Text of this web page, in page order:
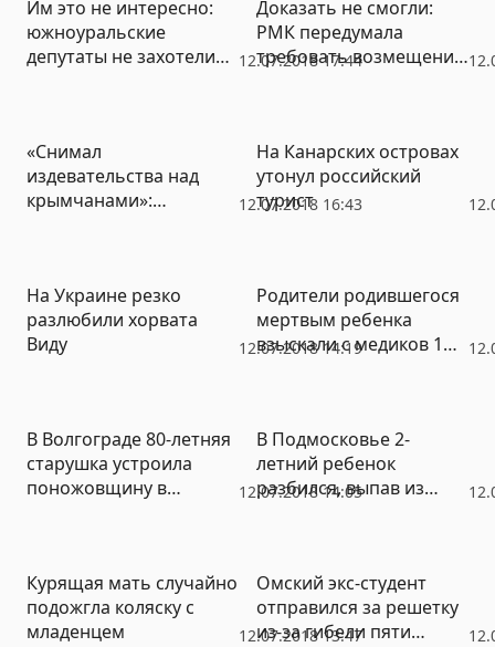
12.07.2018 17:44
Им это не интересно:
южноуральские
депутаты не захотели
Доказать не смогли:
РМК передумала
требовать возмещение
12.07.2018 16:43
«Снимал
издевательства над
крымчанами»:
На Канарских островах
утонул российский
турист
12.07.2018 14:19
На Украине резко
разлюбили хорвата
Виду
Родители родившегося
мертвым ребенка
взыскали с медиков 1
12.07.2018 14:05
В Волгограде 80-летняя
старушка устроила
поножовщину в
В Подмосковье 2-
летний ребенок
разбился, выпав из
12.07.2018 13:47
Курящая мать случайно
подожгла коляску с
младенцем
Омский экс-студент
отправился за решетку
из-за гибели пяти